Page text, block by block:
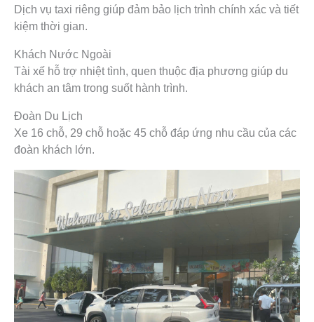
Dịch vụ taxi riêng giúp đảm bảo lịch trình chính xác và tiết
kiệm thời gian.
Khách Nước Ngoài
Tài xế hỗ trợ nhiệt tình, quen thuộc địa phương giúp du
khách an tâm trong suốt hành trình.
Đoàn Du Lịch
Xe 16 chỗ, 29 chỗ hoặc 45 chỗ đáp ứng nhu cầu của các
đoàn khách lớn.